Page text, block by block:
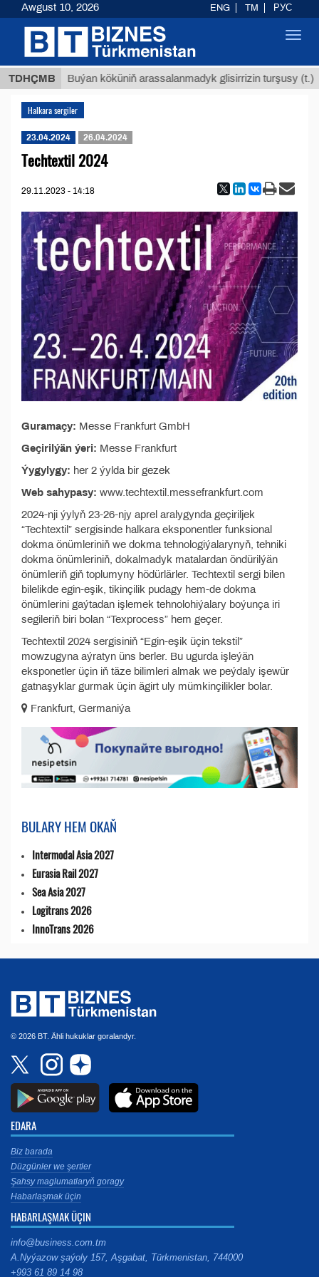
TDHÇMB Buýan köküniň arassalanmadyk glisirrizin turşusy (t.)
Halkara sergiler
23.04.2024 26.04.2024
Techtextil 2024
29.11.2023 - 14:18
Guramaçy: Messe Frankfurt GmbH
Geçirilýän ýeri: Messe Frankfurt
Ýygylygy: her 2 ýylda bir gezek
Web sahypasy: www.techtextil.messefrankfurt.com
2024-nji ýylyň 23-26-njy aprel aralygynda geçiriljek
“Techtextil” sergisinde halkara eksponentler funksional
dokma önümleriniň we dokma tehnologiýalarynyň, tehniki
dokma önümleriniň, dokalmadyk matalardan öndürilýän
önümleriň giň toplumyny hödürlärler. Techtextil sergi bilen
bilelikde egin-eşik, tikinçilik pudagy hem-de dokma
önümlerini gaýtadan işlemek tehnolohiýalary boýunça iri
segileriň biri bolan “Texprocess” hem geçer.
Techtextil 2024 sergisiniň “Egin-eşik üçin tekstil”
mowzugyna aýratyn üns berler. Bu ugurda işleýän
eksponetler üçin iň täze bilimleri almak we peýdaly işewür
gatnaşyklar gurmak üçin ägirt uly mümkinçilikler bolar.
Frankfurt, Germaniýa
BULARY HEM OKAŇ
Intermodal Asia 2027
Eurasia Rail 2027
Sea Asia 2027
Logitrans 2026
InnoTrans 2026
© 2026 BT. Ähli hukuklar goralandyr.
EDARA
Biz barada
Düzgünler we şertler
Şahsy maglumatlaryň goragy
Habarlaşmak üçin
HABARLAŞMAK ÜÇIN
info@business.com.tm
A.Nyýazow şaýoly 157, Aşgabat, Türkmenistan, 744000
+993 61 89 14 98
Awgust 10, 2026 ENG TM РУС